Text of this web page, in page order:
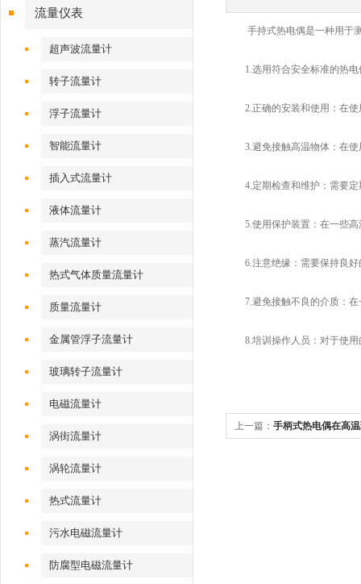
流量仪表
超声波流量计
转子流量计
浮子流量计
智能流量计
插入式流量计
液体流量计
蒸汽流量计
热式气体质量流量计
质量流量计
金属管浮子流量计
玻璃转子流量计
电磁流量计
涡街流量计
涡轮流量计
热式流量计
污水电磁流量计
防腐型电磁流量计
手持式热电偶是一种用于测
1.选用符合安全标准的热电
2.正确的安装和使用：在使
3.避免接触高温物体：在使
4.定期检查和维护：需要定
5.使用保护装置：在一些高
6.注意绝缘：需要保持良好
7.避免接触不良的介质：在
8.培训操作人员：对于使用
上一篇： 手柄式热电偶在高